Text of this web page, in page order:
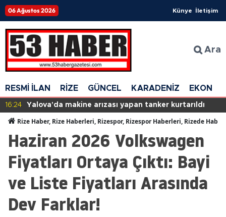
06 Ağustos 2026 Künye İletişim
Ara
RESMİ İLAN RİZE GÜNCEL KARADENİZ
16:24 Yalova'da makine arızası yapan tanker kurtarıldı
Rize Haber, Rize Haberleri, Rizespor, Rizespor Haberleri, Rizede
Haziran 2026 Volkswagen
Fiyatları Ortaya Çıktı: Bayi
ve Liste Fiyatları Arasında
Dev Farklar!